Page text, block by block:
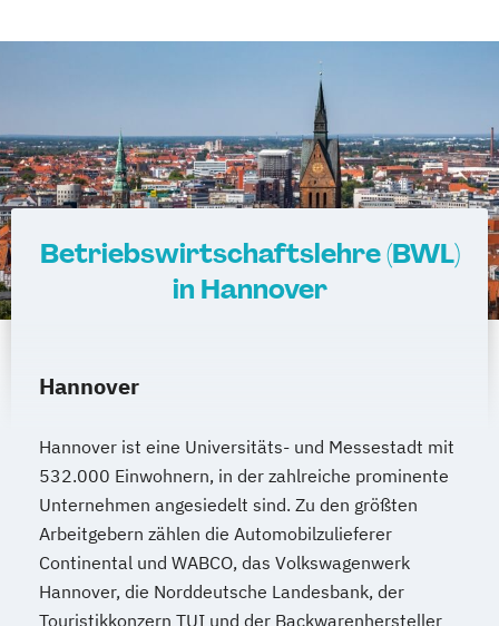
Betriebswirtschaftslehre (BWL)
in Hannover
Hannover
Hannover ist eine Universitäts- und Messestadt mit
532.000 Einwohnern, in der zahlreiche prominente
Unternehmen angesiedelt sind. Zu den größten
Arbeitgebern zählen die Automobilzulieferer
Continental und WABCO, das Volkswagenwerk
Hannover, die Norddeutsche Landesbank, der
Touristikkonzern TUI und der Backwarenhersteller